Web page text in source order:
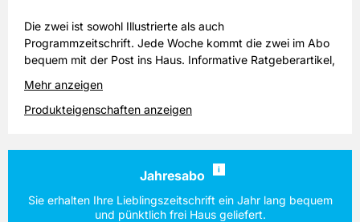
Die zwei ist sowohl Illustrierte als auch
Programmzeitschrift. Jede Woche kommt die zwei im Abo
bequem mit der Post ins Haus. Informative Ratgeberartikel,
Stars aus Film, TV und Musikszene sorgen für
abwechslungsreichen Lesegenuss. Auch
beziehen. Attraktive Prämien erhält der Vermittler eines
Abonnenten für ein Prämienabo. Interessant für jeden, der
die zwei zunächst ausprobieren möchte, ist das Miniabo.
Der Leser erhält ein Dankeschöngeschenk, das er behalten
Mehr anzeigen
Produkteigenschaften anzeigen
Jahresabo i
Sie erhalten Ihre Lieblingszeitschrift ein Jahr lang bequem
und pünktlich frei Haus geliefert.